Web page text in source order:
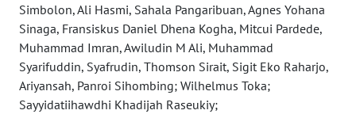
Simbolon, Ali Hasmi, Sahala Pangaribuan, Agnes Yohana
Sinaga, Fransiskus Daniel Dhena Kogha, Mitcui Pardede,
Muhammad Imran, Awiludin M Ali, Muhammad
Syarifuddin, Syafrudin, Thomson Sirait, Sigit Eko Raharjo,
Ariyansah, Panroi Sihombing; Wilhelmus Toka;
Sayyidatiihawdhi Khadijah Raseukiy;
WN
BABEL
WN
SUMBAR